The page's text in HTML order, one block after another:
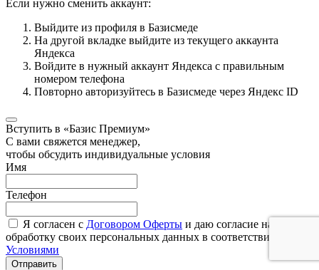
Если нужно сменить аккаунт:
Выйдите из профиля в Базисмеде
На другой вкладке выйдите из текущего аккаунта
Яндекса
Войдите в нужный аккаунт Яндекса с правильным
номером телефона
Повторно авторизуйтесь в Базисмеде через Яндекс ID
Вступить в «Базис Премиум»
С вами свяжется менеджер,
чтобы обсудить индивидуальные условия
Имя
Телефон
Я согласен с Договором Оферты и даю согласие на
обработку своих персональных данных в соответствии с
Условиями
Отправить